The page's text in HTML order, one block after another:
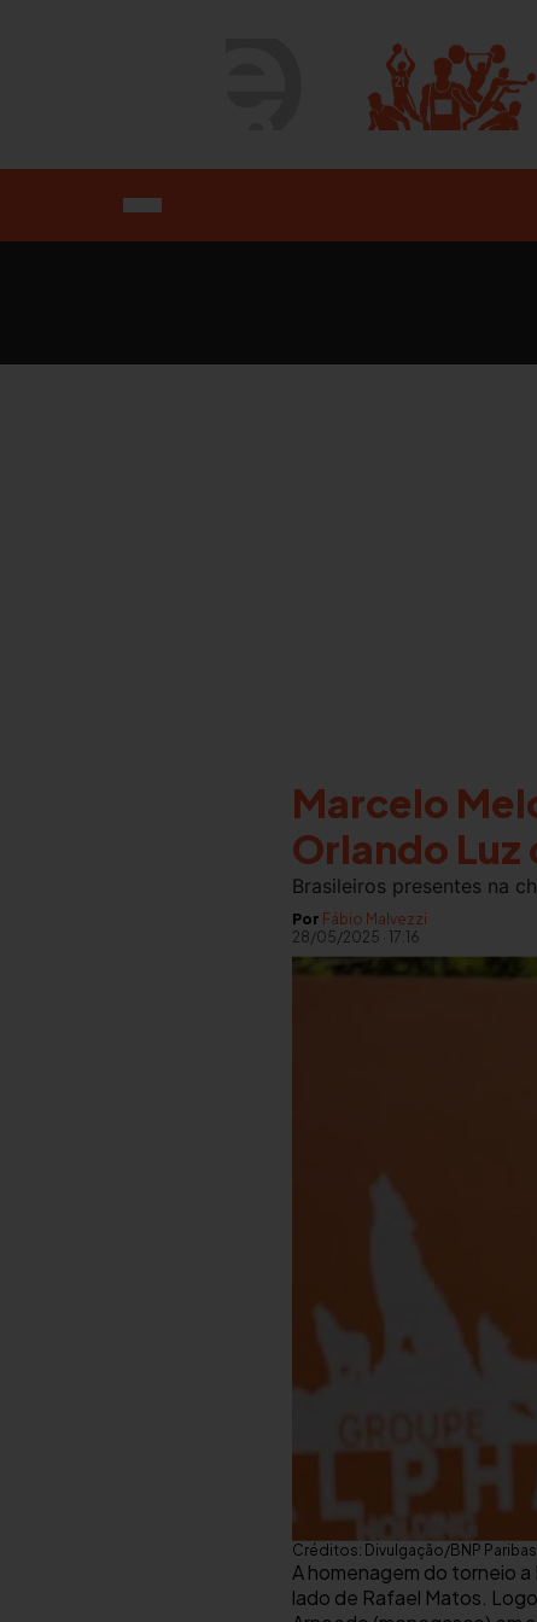
Marcelo
Orlando Luz
Brasileiros presentes na
Por Fábio Malvezzi
28/05/2025 · 17:16
Créditos: Divulgação/BNP
A homenagem do torneio
lado de Rafael Matos.